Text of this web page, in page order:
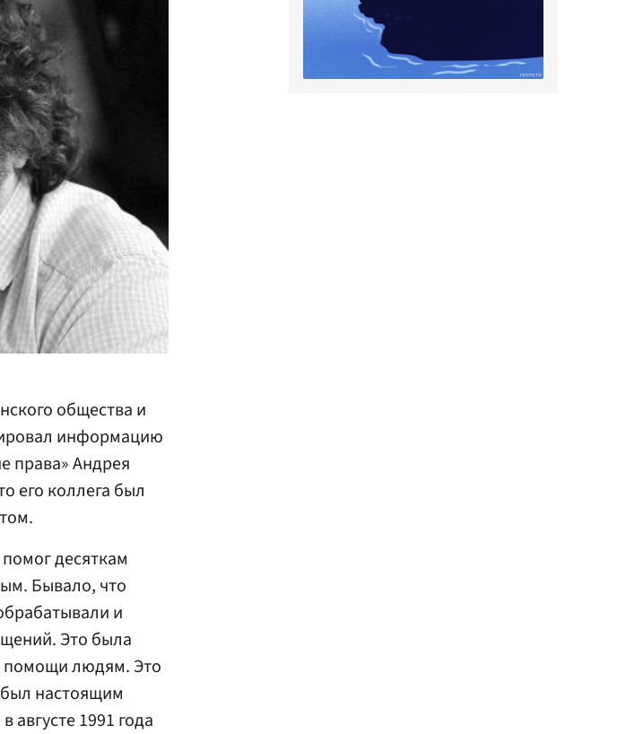
общества и
информацию
права» Андрея
его коллега был
десяткам
Бывало, что
и
Это была
помощи людям. Это
настоящим
в августе 1991 года